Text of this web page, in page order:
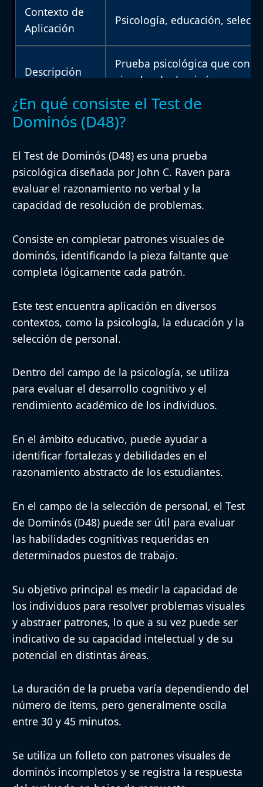
Contexto de
Aplicación
Psicología, educación,
Descripción
Prueba psicológica que
visuales de dominós
Procedimiento
El evaluado identifica la
lógicamente cada patrón
Población Niños y adultos
Variable, dependiendo del
Generalmente, entre 30 y 45
Material
Folleto con los patrones
incompletos, hojas de
Puntuación e
Interpretación
Se puntúa el número de
interpretación se realiza en
Fiabilidad y
validez
El test ha demostrado
validez en diversos estudios.
Normas
Existen normas específicas
resultados obtenidos con
de la población.
Aplicaciones y
ventajas
Evaluación del desarrollo
académico, capacidad
Limitaciones
Requiere administración y
¿En qué consiste el Test de
Dominós (D48)?
El Test de Dominós (D48) es una prueba
psicológica diseñada por John C. Raven para
evaluar el razonamiento no verbal y la
capacidad de resolución de problemas.
Consiste en completar patrones visuales de
dominós, identificando la pieza faltante que
completa lógicamente cada patrón.
Este test encuentra aplicación en diversos
contextos, como la psicología, la educación y la
selección de personal.
Dentro del campo de la psicología, se utiliza
para evaluar el desarrollo cognitivo y el
rendimiento académico de los individuos.
En el ámbito educativo, puede ayudar a
identificar fortalezas y debilidades en el
razonamiento abstracto de los estudiantes.
En el campo de la selección de personal, el Test
de Dominós (D48) puede ser útil para evaluar
las habilidades cognitivas requeridas en
determinados puestos de trabajo.
Su objetivo principal es medir la capacidad de
los individuos para resolver problemas visuales
y abstraer patrones, lo que a su vez puede ser
indicativo de su capacidad intelectual y de su
potencial en distintas áreas.
La duración de la prueba varía dependiendo del
número de ítems, pero generalmente oscila
entre 30 y 45 minutos.
Se utiliza un folleto con patrones visuales de
dominós incompletos y se registra la respuesta